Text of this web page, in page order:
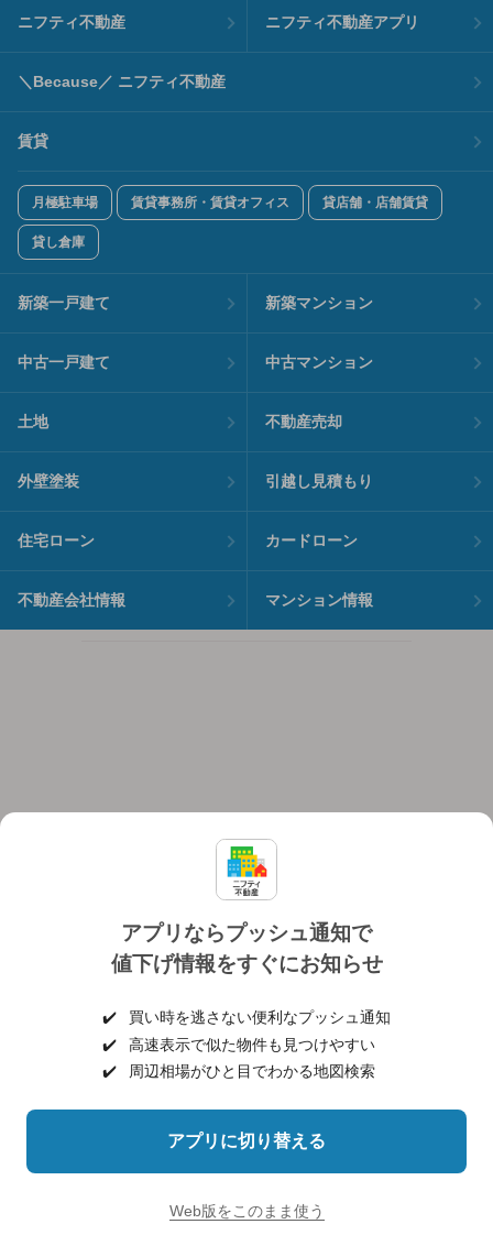
アプリならプッシュ通知で
値下げ情報をすぐにお知らせ
✔️
買い時を逃さない便利なプッシュ通知
✔️
高速表示で似た物件も見つけやすい
✔️
周辺相場がひと目でわかる地図検索
アプリに切り替える
Web版をこのまま使う
ニフティ不動産 ニフティ不動産アプリ
＼Because／ ニフティ不動産
賃貸
月極駐車場 賃貸事務所・賃貸オフィス 貸店舗・店舗賃貸
貸し倉庫
新築一戸建て 新築マンション
中古一戸建て 中古マンション
土地 不動産売却
外壁塗装 引越し見積もり
住宅ローン カードローン
不動産会社情報 マンション情報
個人情報保護ポリシー 利用規約
ヘルプ・お問い合わせ 採用情報
©NIFTY Lifestyle Co., Ltd.